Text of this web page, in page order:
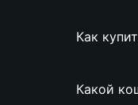
Как
Какой